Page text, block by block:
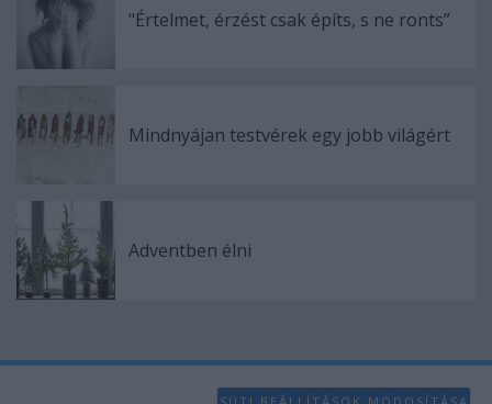
"Értelmet, érzést csak építs, s ne ronts”
Mindnyájan testvérek egy jobb világért
Adventben élni